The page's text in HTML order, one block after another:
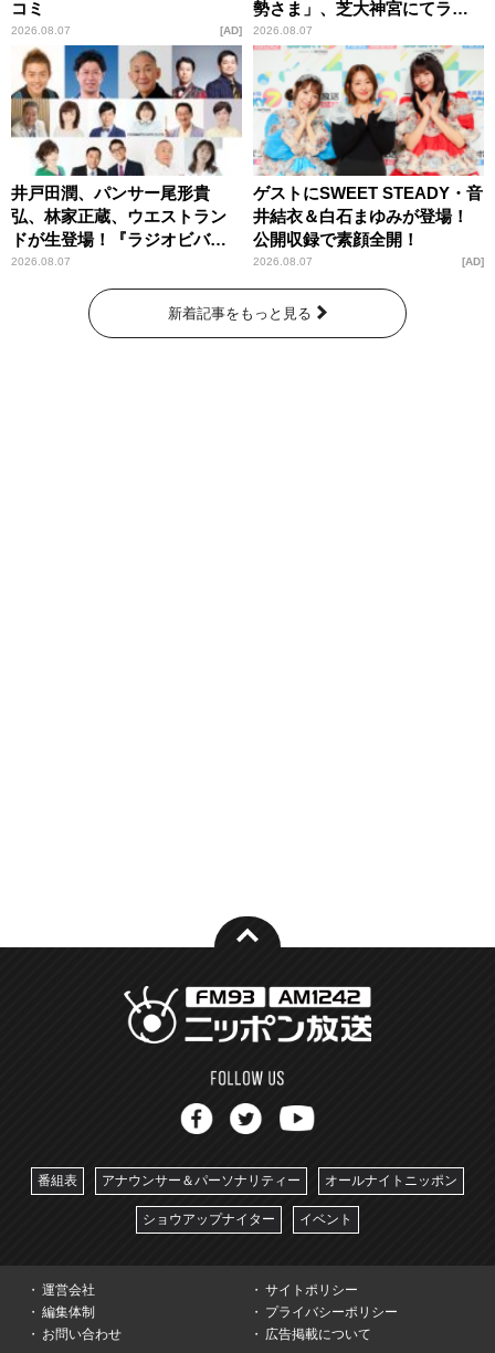
コミ
2026.08.07 AD
勢さま」、芝大神宮にてラン
パンプスが合格祈願！
2026.08.07
井戸田潤、パンサー尾形貴
弘、林家正蔵、ウエストラン
ドが生登場！『ラジオビバリ
ー昼ズ』
2026.08.07
ゲストにSWEET STEADY・音
井結衣＆白石まゆみが登場！
公開収録で素顔全開！
2026.08.07 AD
新着記事をもっと見る
番組表 アナウンサー＆パーソナリティー オールナイトニッポン
ショウアップナイター イベント
運営会社
サイトポリシー
編集体制
プライバシーポリシー
お問い合わせ
広告掲載について